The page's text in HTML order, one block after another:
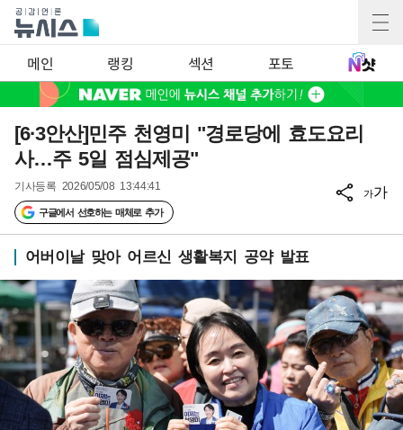
메인 랭킹 섹션 포토
[6·3안산]민주 천영미 "경로당에 효도요리
사…주 5일 점심제공"
기사등록 2026/05/08 13:44:41
구글에서 선호하는 매체로 추가
가가
어버이날 맞아 어르신 생활복지 공약 발표